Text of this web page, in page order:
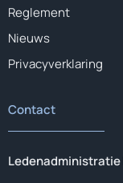
Reglement
Nieuws
Privacyverklaring
Contact
Ledenadministratie